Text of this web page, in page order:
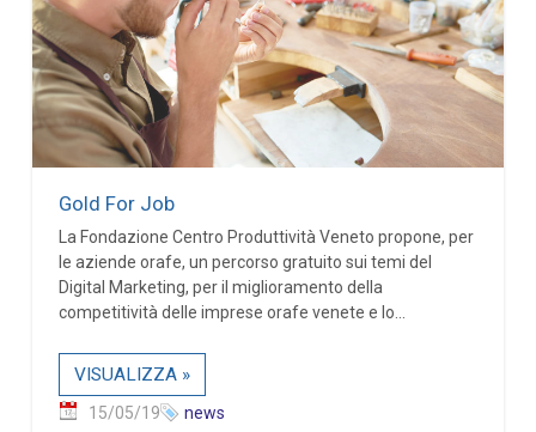
Gold For Job
La Fondazione Centro Produttività Veneto propone, per
le aziende orafe, un percorso gratuito sui temi del
Digital Marketing, per il miglioramento della
competitività delle imprese orafe venete e lo...
VISUALIZZA »
15/05/19 news